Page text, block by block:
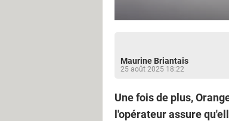
Maurine Briantais
25 août 2025 18:22
Une fois de plus,
l'opérateur assure